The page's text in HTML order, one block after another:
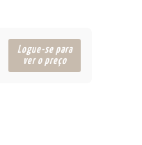
Logue-se para
ver o preço